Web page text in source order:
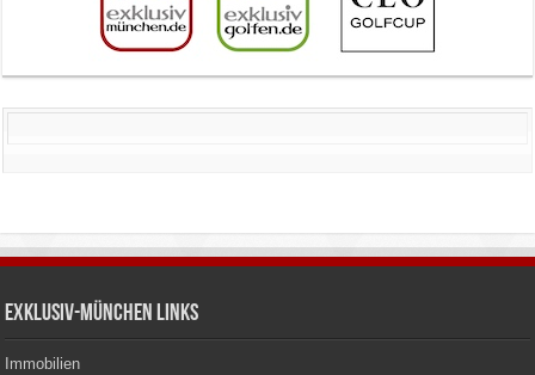
Exklusiv-München Links
Immobilien